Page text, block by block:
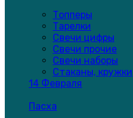
Топперы
Тарелки
Свечи цифры
Свечи прочие
Свечи наборы
Стаканы, кружки
14 Февраля
Пасха